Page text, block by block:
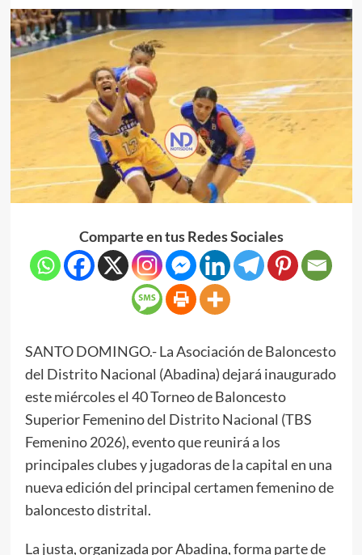
Comparte en tus Redes Sociales
SANTO DOMINGO.- La Asociación de Baloncesto
del Distrito Nacional (Abadina) dejará inaugurado
este miércoles el 40 Torneo de Baloncesto
Superior Femenino del Distrito Nacional (TBS
Femenino 2026), evento que reunirá a los
principales clubes y jugadoras de la capital en una
nueva edición del principal certamen femenino de
baloncesto distrital.
La justa, organizada por Abadina, forma parte de